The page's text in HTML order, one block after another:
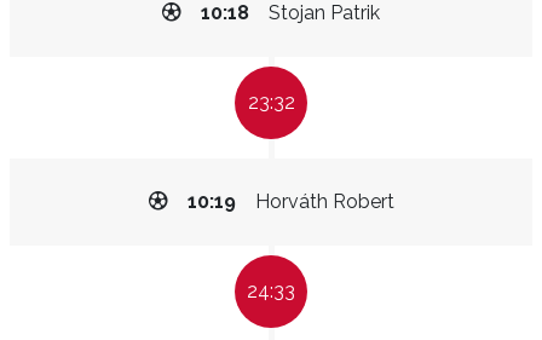
Stojan Patrik
10:18
23:32
Horváth Robert
10:19
24:33